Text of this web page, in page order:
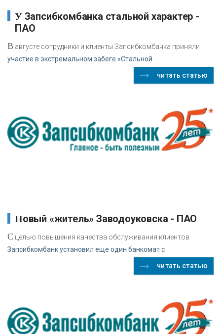
У Запсибкомбанка стальной характер -
ПАО
В августе сотрудники и клиенты Запсибкомбанка приняли
участие в экстремальном забеге «Стальной
читать статью
Новый «житель» Заводоуковска - ПАО
С целью повышения качества обслуживания клиентов
Запсибкомбанк установил еще один банкомат с
читать статью